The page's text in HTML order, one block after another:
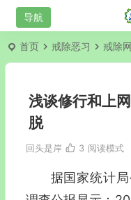
首页 戒除恶习 戒除
浅谈修行和上
脱
回头是岸 3 阅读模式
据国家统计